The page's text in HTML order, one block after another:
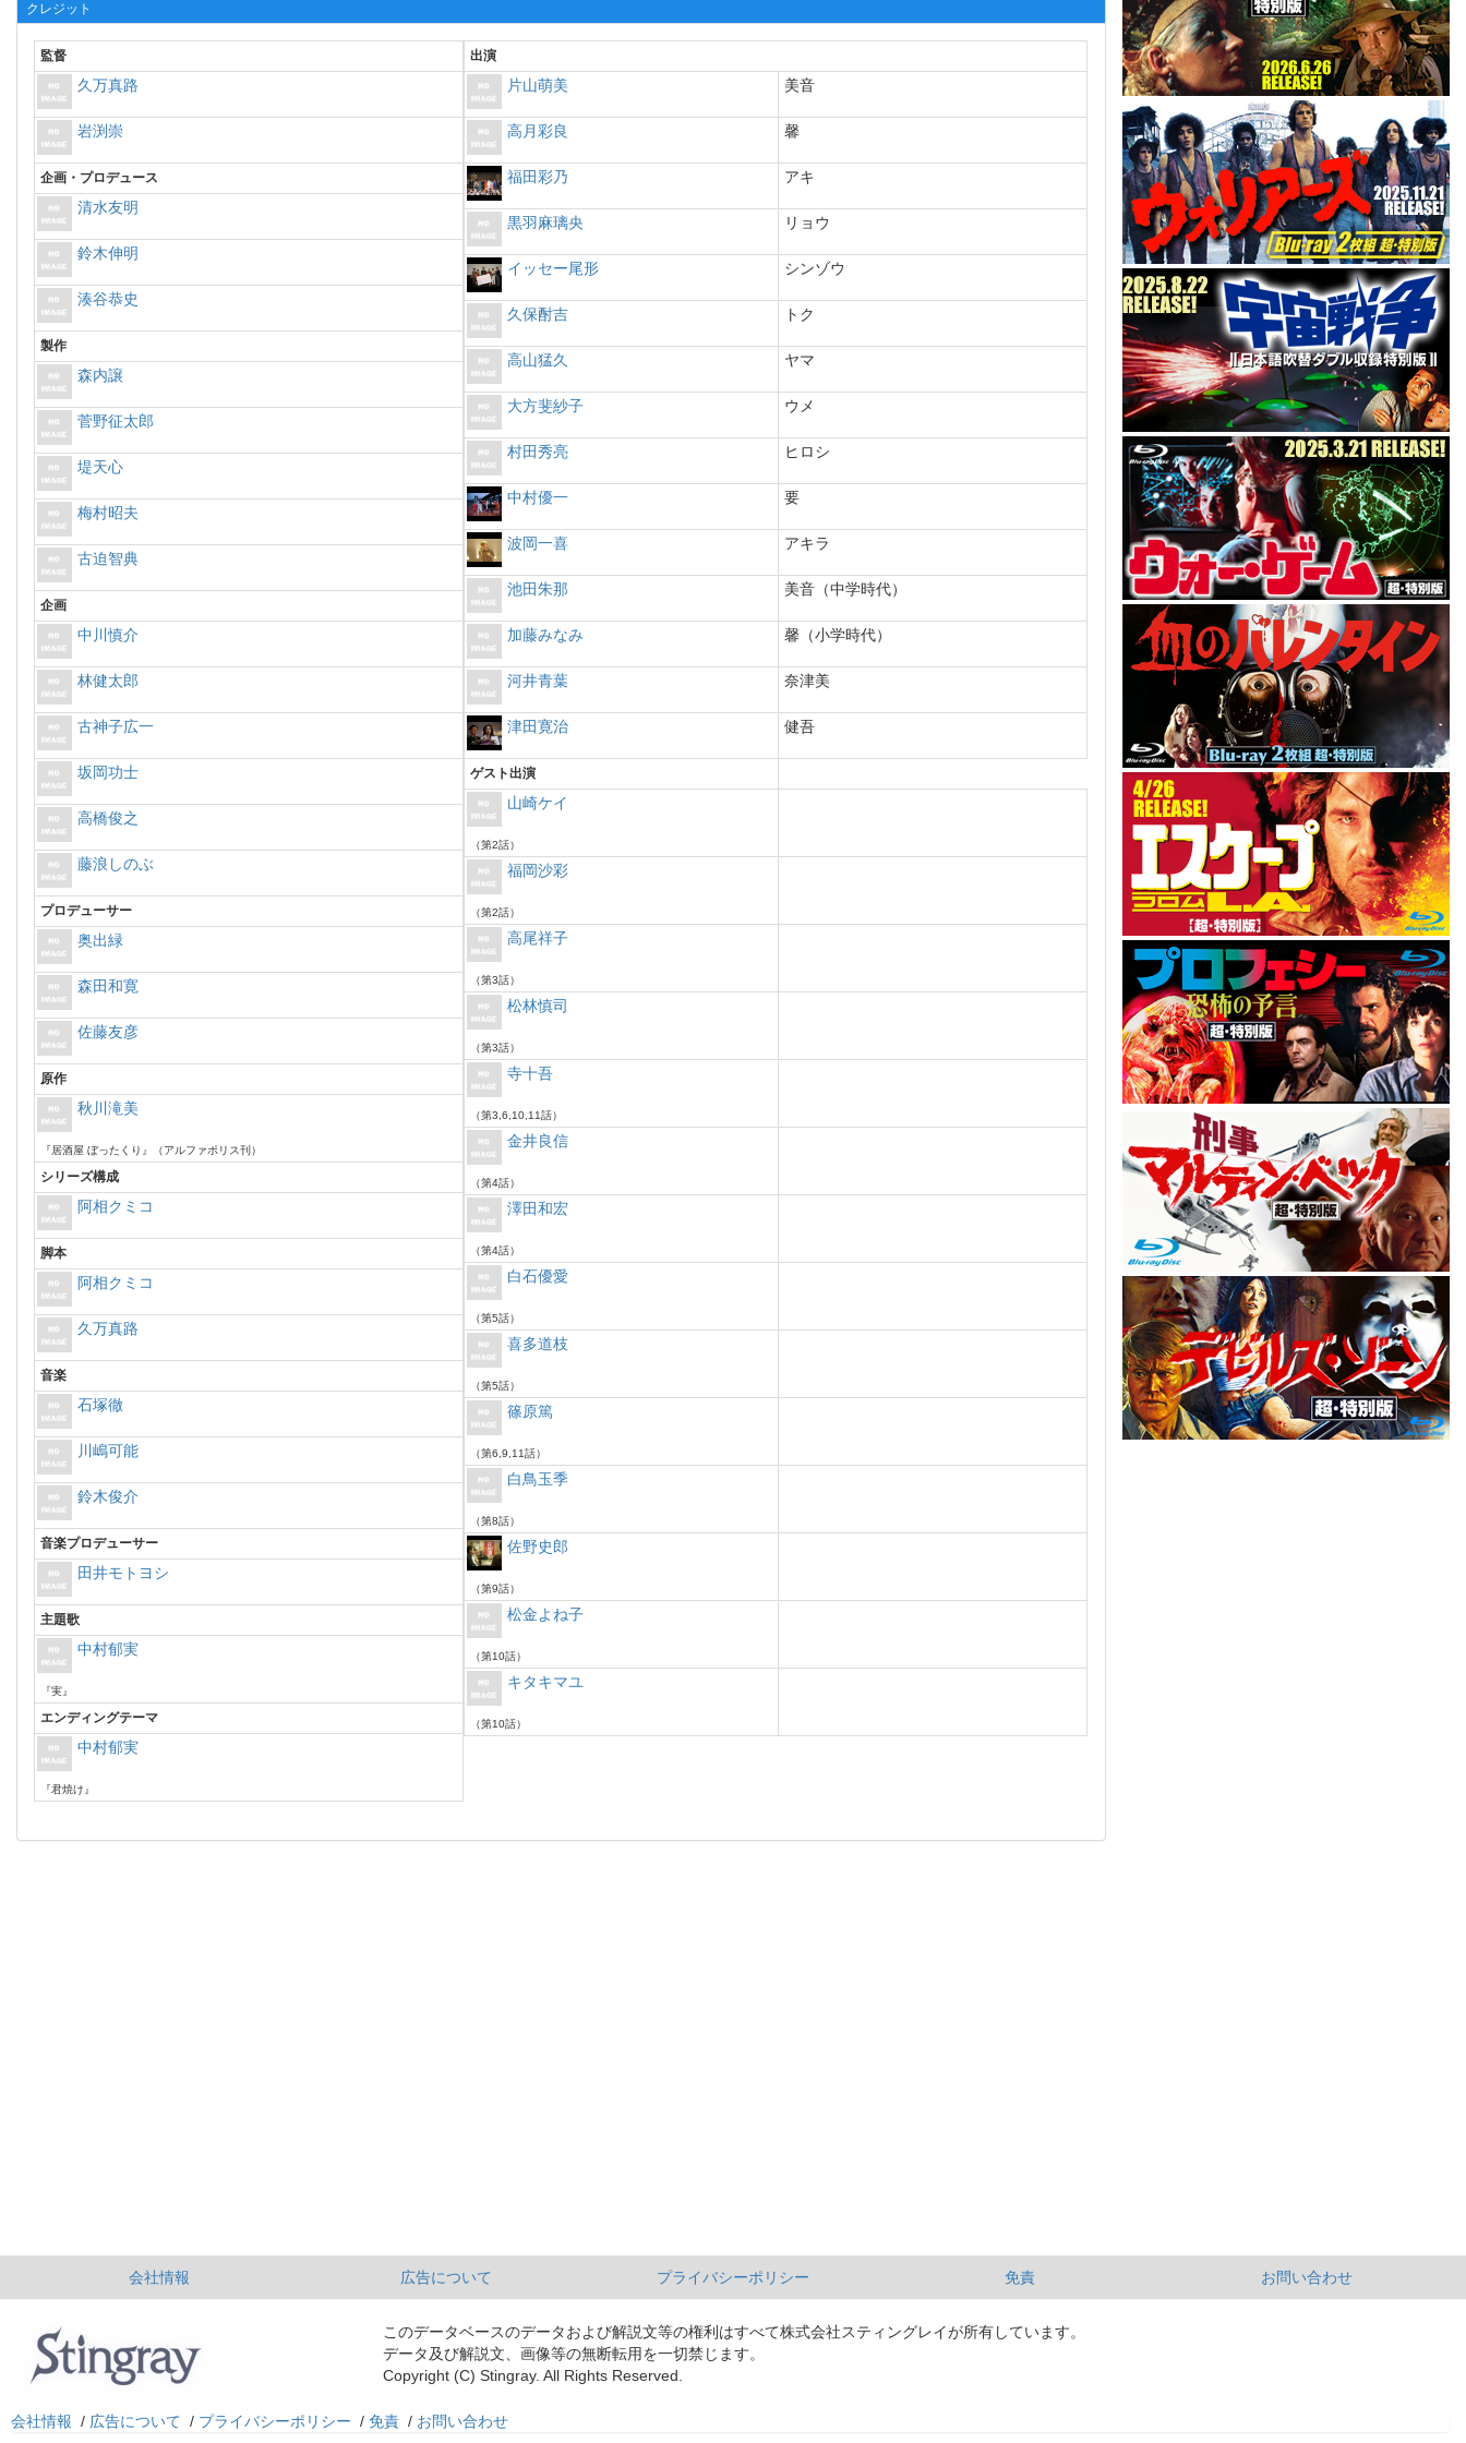
クレジット
監督
久万真路
岩渕崇
企画・プロデュース
清水友明
鈴木伸明
湊谷恭史
製作
森内譲
菅野征太郎
堤天心
梅村昭夫
古迫智典
企画
中川慎介
林健太郎
古神子広一
坂岡功士
高橋俊之
藤浪しのぶ
プロデューサー
奥出緑
森田和寛
佐藤友彦
原作
秋川滝美
『居酒屋 ぼったくり』（アルファポリス刊）
シリーズ構成
阿相クミコ
脚本
阿相クミコ
久万真路
音楽
石塚徹
川嶋可能
鈴木俊介
音楽プロデューサー
田井モトヨシ
主題歌
中村郁実
『実』
エンディングテーマ
中村郁実
『君焼け』
出演
片山萌美 美音
高月彩良 馨
福田彩乃 アキ
黒羽麻璃央 リョウ
イッセー尾形 シンゾウ
久保酎吉 トク
高山猛久 ヤマ
大方斐紗子 ウメ
村田秀亮 ヒロシ
中村優一 要
波岡一喜 アキラ
池田朱那 美音（中学時代）
加藤みなみ 馨（小学時代）
河井青葉 奈津美
津田寛治 健吾
ゲスト出演
山崎ケイ
（第2話）
福岡沙彩
（第2話）
高尾祥子
（第3話）
松林慎司
（第3話）
寺十吾
（第3,6,10,11話）
金井良信
（第4話）
澤田和宏
（第4話）
白石優愛
（第5話）
喜多道枝
（第5話）
篠原篤
（第6,9,11話）
白鳥玉季
（第8話）
佐野史郎
（第9話）
松金よね子
（第10話）
キタキマユ
（第10話）
会社情報 広告について プライバシーポリシー 免責 お問い合わせ
このデータベースのデータおよび解説文等の権利はすべて株式会社スティングレイが所有しています。
データ及び解説文、画像等の無断転用を一切禁じます。
Copyright (C) Stingray. All Rights Reserved.
会社情報 / 広告について / プライバシーポリシー / 免責 / お問い合わせ